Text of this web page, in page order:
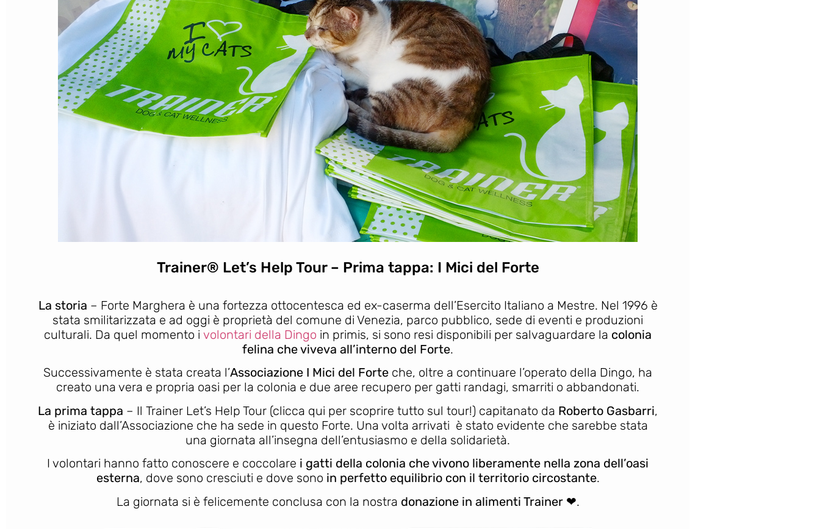
Trainer® Let’s Help Tour – Prima tappa: I Mici del Forte
La storia – Forte Marghera è una fortezza ottocentesca ed ex-caserma dell’Esercito Italiano a Mestre. Nel 1996 è
stata smilitarizzata e ad oggi è proprietà del comune di Venezia, parco pubblico, sede di eventi e produzioni
culturali. Da quel momento i volontari della Dingo in primis, si sono resi disponibili per salvaguardare la colonia
felina che viveva all’interno del Forte.
Successivamente è stata creata l’Associazione I Mici del Forte che, oltre a continuare l’operato della Dingo, ha
creato una vera e propria oasi per la colonia e due aree recupero per gatti randagi, smarriti o abbandonati.
La prima tappa – Il Trainer Let’s Help Tour (clicca qui per scoprire tutto sul tour!) capitanato da Roberto Gasbarri,
è iniziato dall’Associazione che ha sede in questo Forte. Una volta arrivati è stato evidente che sarebbe stata
una giornata all’insegna dell’entusiasmo e della solidarietà.
I volontari hanno fatto conoscere e coccolare i gatti della colonia che vivono liberamente nella zona dell’oasi
esterna, dove sono cresciuti e dove sono in perfetto equilibrio con il territorio circostante.
La giornata si è felicemente conclusa con la nostra donazione in alimenti Trainer❤︎.